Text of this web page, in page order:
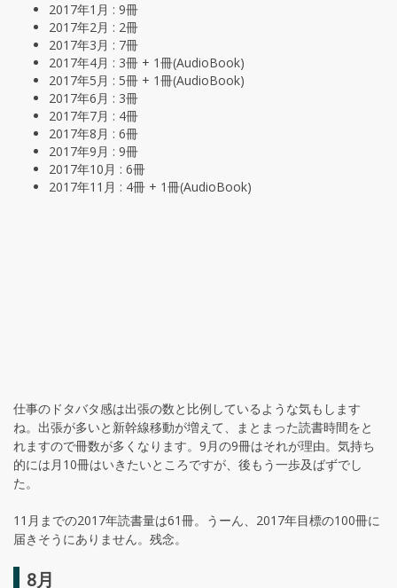
2017年1月 : 9冊
2017年2月 : 2冊
2017年3月 : 7冊
2017年4月 : 3冊 + 1冊(AudioBook)
2017年5月 : 5冊 + 1冊(AudioBook)
2017年6月 : 3冊
2017年7月 : 4冊
2017年8月 : 6冊
2017年9月 : 9冊
2017年10月 : 6冊
2017年11月 : 4冊 + 1冊(AudioBook)
仕事のドタバタ感は出張の数と比例しているような気もします
ね。出張が多いと新幹線移動が増えて、まとまった読書時間をと
れますので冊数が多くなります。9月の9冊はそれが理由。気持ち
的には月10冊はいきたいところですが、後もう一歩及ばずでし
た。
11月までの2017年読書量は61冊。うーん、2017年目標の100冊に
届きそうにありません。残念。
8月